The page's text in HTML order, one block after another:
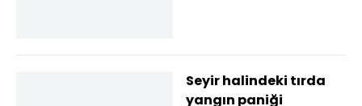
Seyir halindeki tırda
yangın paniği